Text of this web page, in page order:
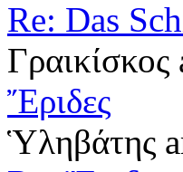
Re: Das
Ἔριδες
Ὑληβάτης